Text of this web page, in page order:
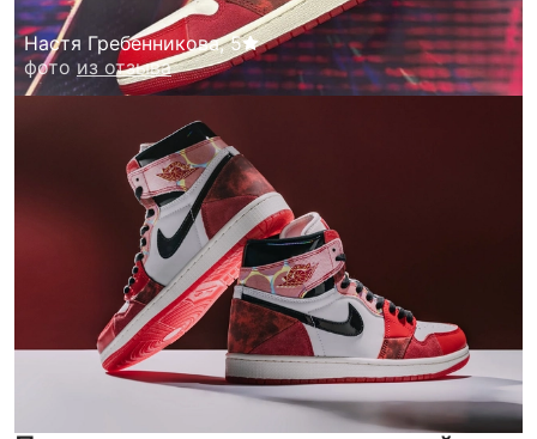
Настя Гребенникова, 5
фото из отзыва